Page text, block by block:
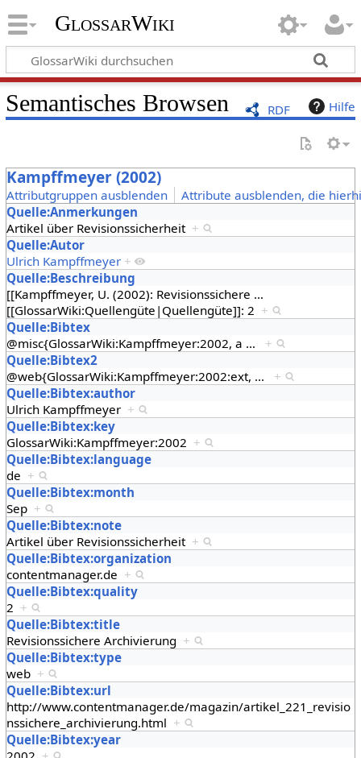
GlossarWiki
RDF Hilfe
Semantisches Browsen
Kampffmeyer (2002)
Attributgruppen ausblenden
Attribute ausblenden, die
Quelle:Anmerkungen
Artikel über Revisionssicherheit +
Quelle:Autor
Ulrich Kampffmeyer +
Quelle:Beschreibung
[[Kampffmeyer, U. (2002): Revisionssichere …
[[GlossarWiki:Quellengüte|Quellengüte]]: 2 +
Quelle:Bibtex
@misc{GlossarWiki:Kampffmeyer:2002, a …
+
Quelle:Bibtex2
@web{GlossarWiki:Kampffmeyer:2002:ext, …
+
Quelle:Bibtex:author
Ulrich Kampffmeyer +
Quelle:Bibtex:key
GlossarWiki:Kampffmeyer:2002 +
Quelle:Bibtex:language
de +
Quelle:Bibtex:month
Sep +
Quelle:Bibtex:note
Artikel über Revisionssicherheit +
Quelle:Bibtex:organization
contentmanager.de +
Quelle:Bibtex:quality
2 +
Quelle:Bibtex:title
Revisionssichere Archivierung +
Quelle:Bibtex:type
web +
Quelle:Bibtex:url
http://www.contentmanager.de/magazin/artikel_221_revisio
nssichere_archivierung.html +
Quelle:Bibtex:year